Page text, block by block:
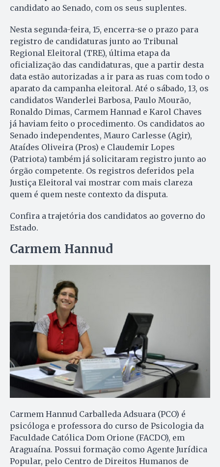
candidato ao Senado, com os seus suplentes.
Nesta segunda-feira, 15, encerra-se o prazo para
registro de candidaturas junto ao Tribunal
Regional Eleitoral (TRE), última etapa da
oficialização das candidaturas, que a partir desta
data estão autorizadas a ir para as ruas com todo o
aparato da campanha eleitoral. Até o sábado, 13, os
candidatos Wanderlei Barbosa, Paulo Mourão,
Ronaldo Dimas, Carmem Hannad e Karol Chaves
já haviam feito o procedimento. Os candidatos ao
Senado independentes, Mauro Carlesse (Agir),
Ataídes Oliveira (Pros) e Claudemir Lopes
(Patriota) também já solicitaram registro junto ao
órgão competente. Os registros deferidos pela
Justiça Eleitoral vai mostrar com mais clareza
quem é quem neste contexto da disputa.
Confira a trajetória dos candidatos ao governo do
Estado.
Carmem Hannud
Carmem Hannud Carballeda Adsuara (PCO) é
psicóloga e professora do curso de Psicologia da
Faculdade Católica Dom Orione (FACDO), em
Araguaína. Possui formação como Agente Jurídica
Popular, pelo Centro de Direitos Humanos de